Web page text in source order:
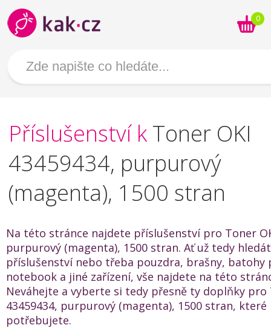
0
Příslušenství k Toner OKI
43459434, purpurový
(magenta), 1500 stran
Na této stránce najdete příslušenství pro Toner
purpurový (magenta), 1500 stran. Ať už tedy
příslušenství nebo třeba pouzdra, brašny, batohy
notebook a jiné zařízení, vše najdete na této
Neváhejte a vyberte si tedy přesně ty doplňky pro
43459434, purpurový (magenta), 1500 stran, které
potřebujete.